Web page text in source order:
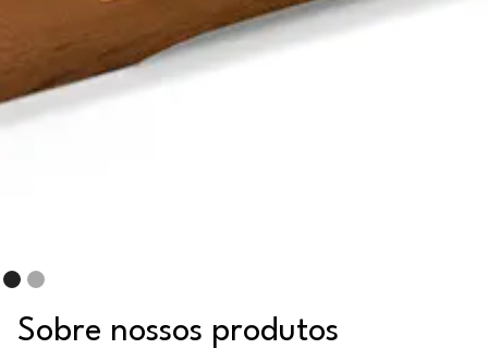
Sobre nossos produtos